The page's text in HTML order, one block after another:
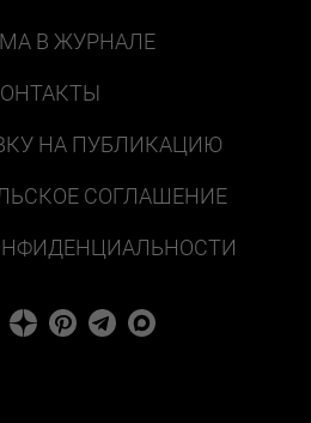
В ЖУРНАЛЕ
НА ПУБЛИКАЦИЮ
СОГЛАШЕНИЕ